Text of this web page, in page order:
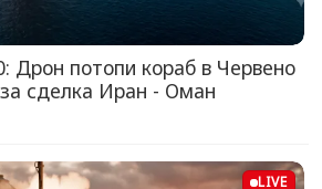
Дрон потопи кораб в Червено
сделка Иран - Оман
LIVE